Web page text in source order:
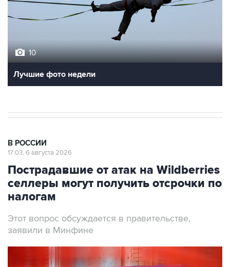
10
Лучшие фото недели
В РОССИИ
17:03, 6 августа 2026
Пострадавшие от атак на Wildberries
селлеры могут получить отсрочки по
налогам
Этот вопрос обсуждается в правительстве,
заявили в Минфине